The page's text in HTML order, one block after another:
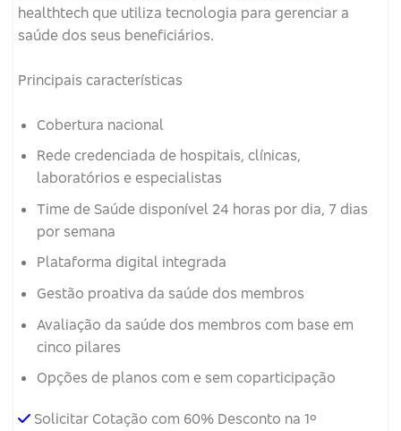
healthtech que utiliza tecnologia para gerenciar a
saúde dos seus beneficiários.
Principais características
Cobertura nacional
Rede credenciada de hospitais, clínicas,
laboratórios e especialistas
Time de Saúde disponível 24 horas por dia, 7 dias
por semana
Plataforma digital integrada
Gestão proativa da saúde dos membros
Avaliação da saúde dos membros com base em
cinco pilares
Opções de planos com e sem coparticipação
Solicitar Cotação com 60% Desconto na 1º